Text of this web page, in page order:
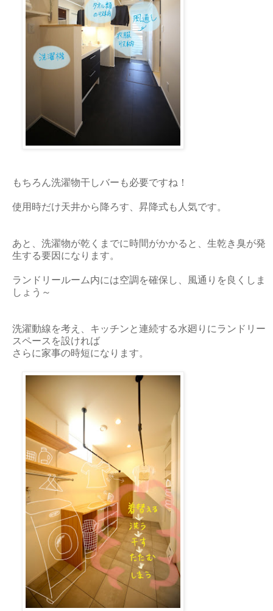
もちろん洗濯物干しバーも必要ですね！
使用時だけ天井から降ろす、昇降式も人気です。
あと、洗濯物が乾くまでに時間がかかると、生乾き臭が発
生する要因になります。
ランドリールーム内には空調を確保し、風通りを良くしま
しょう～
洗濯動線を考え、キッチンと連続する水廻りにランドリー
スペースを設ければ
さらに家事の時短になります。